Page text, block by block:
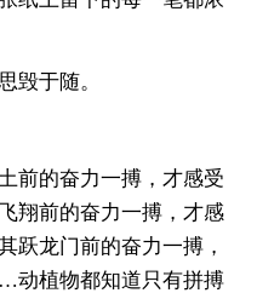
毁于随。
前的奋力一搏，才感受
翔前的奋力一搏，才感
跃龙门前的奋力一搏，
动植物都知道只有拼搏